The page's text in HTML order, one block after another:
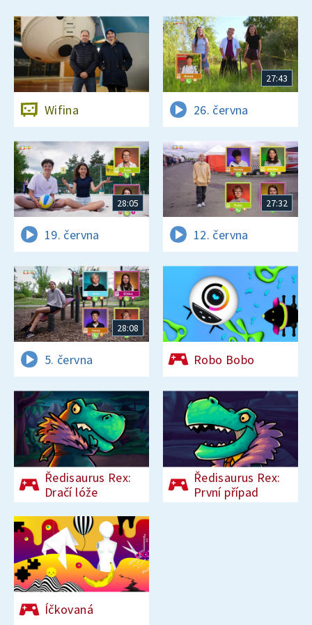
Wifina
27:43
26. června
28:05
19. června
27:32
12. června
28:08
5. června Robo Bobo
Ředisaurus Rex:
Dračí lóže
Ředisaurus Rex:
První případ
Íčkovaná